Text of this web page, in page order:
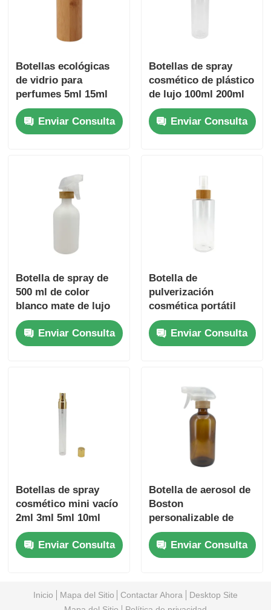
Botellas ecológicas
de vidrio para
perfumes 5ml 15ml
30ml 150ml Botellas
de bambú para
cosméticos
Enviar Consulta
Botellas de spray
cosmético de plástico
de lujo 100ml 200ml
Botellas de spray de
bambú con hombros
redondeados
Enviar Consulta
Botella de spray de
500 ml de color
blanco mate de lujo
de 16 onzas
Enviar Consulta
Botella de
pulverización
cosmética portátil
Botella de
pulverización de
perfume transparente
Enviar Consulta
Botellas de spray
cosmético mini vacío
2ml 3ml 5ml 10ml
Botellas de perfume
de vidrio
transparente
Enviar Consulta
Botella de aerosol de
Boston
personalizable de
ámbar 500 ml Botella
de aerosol de niebla
con tapa de bambú
Enviar Consulta
Inicio Mapa del Sitio Contactar Ahora
Desktop Site